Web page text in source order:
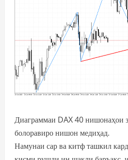
Диаграммаи DAX 40 нишонаҳои
болоравиро нишон медиҳад.
Намунаи сар ва китф ташкил